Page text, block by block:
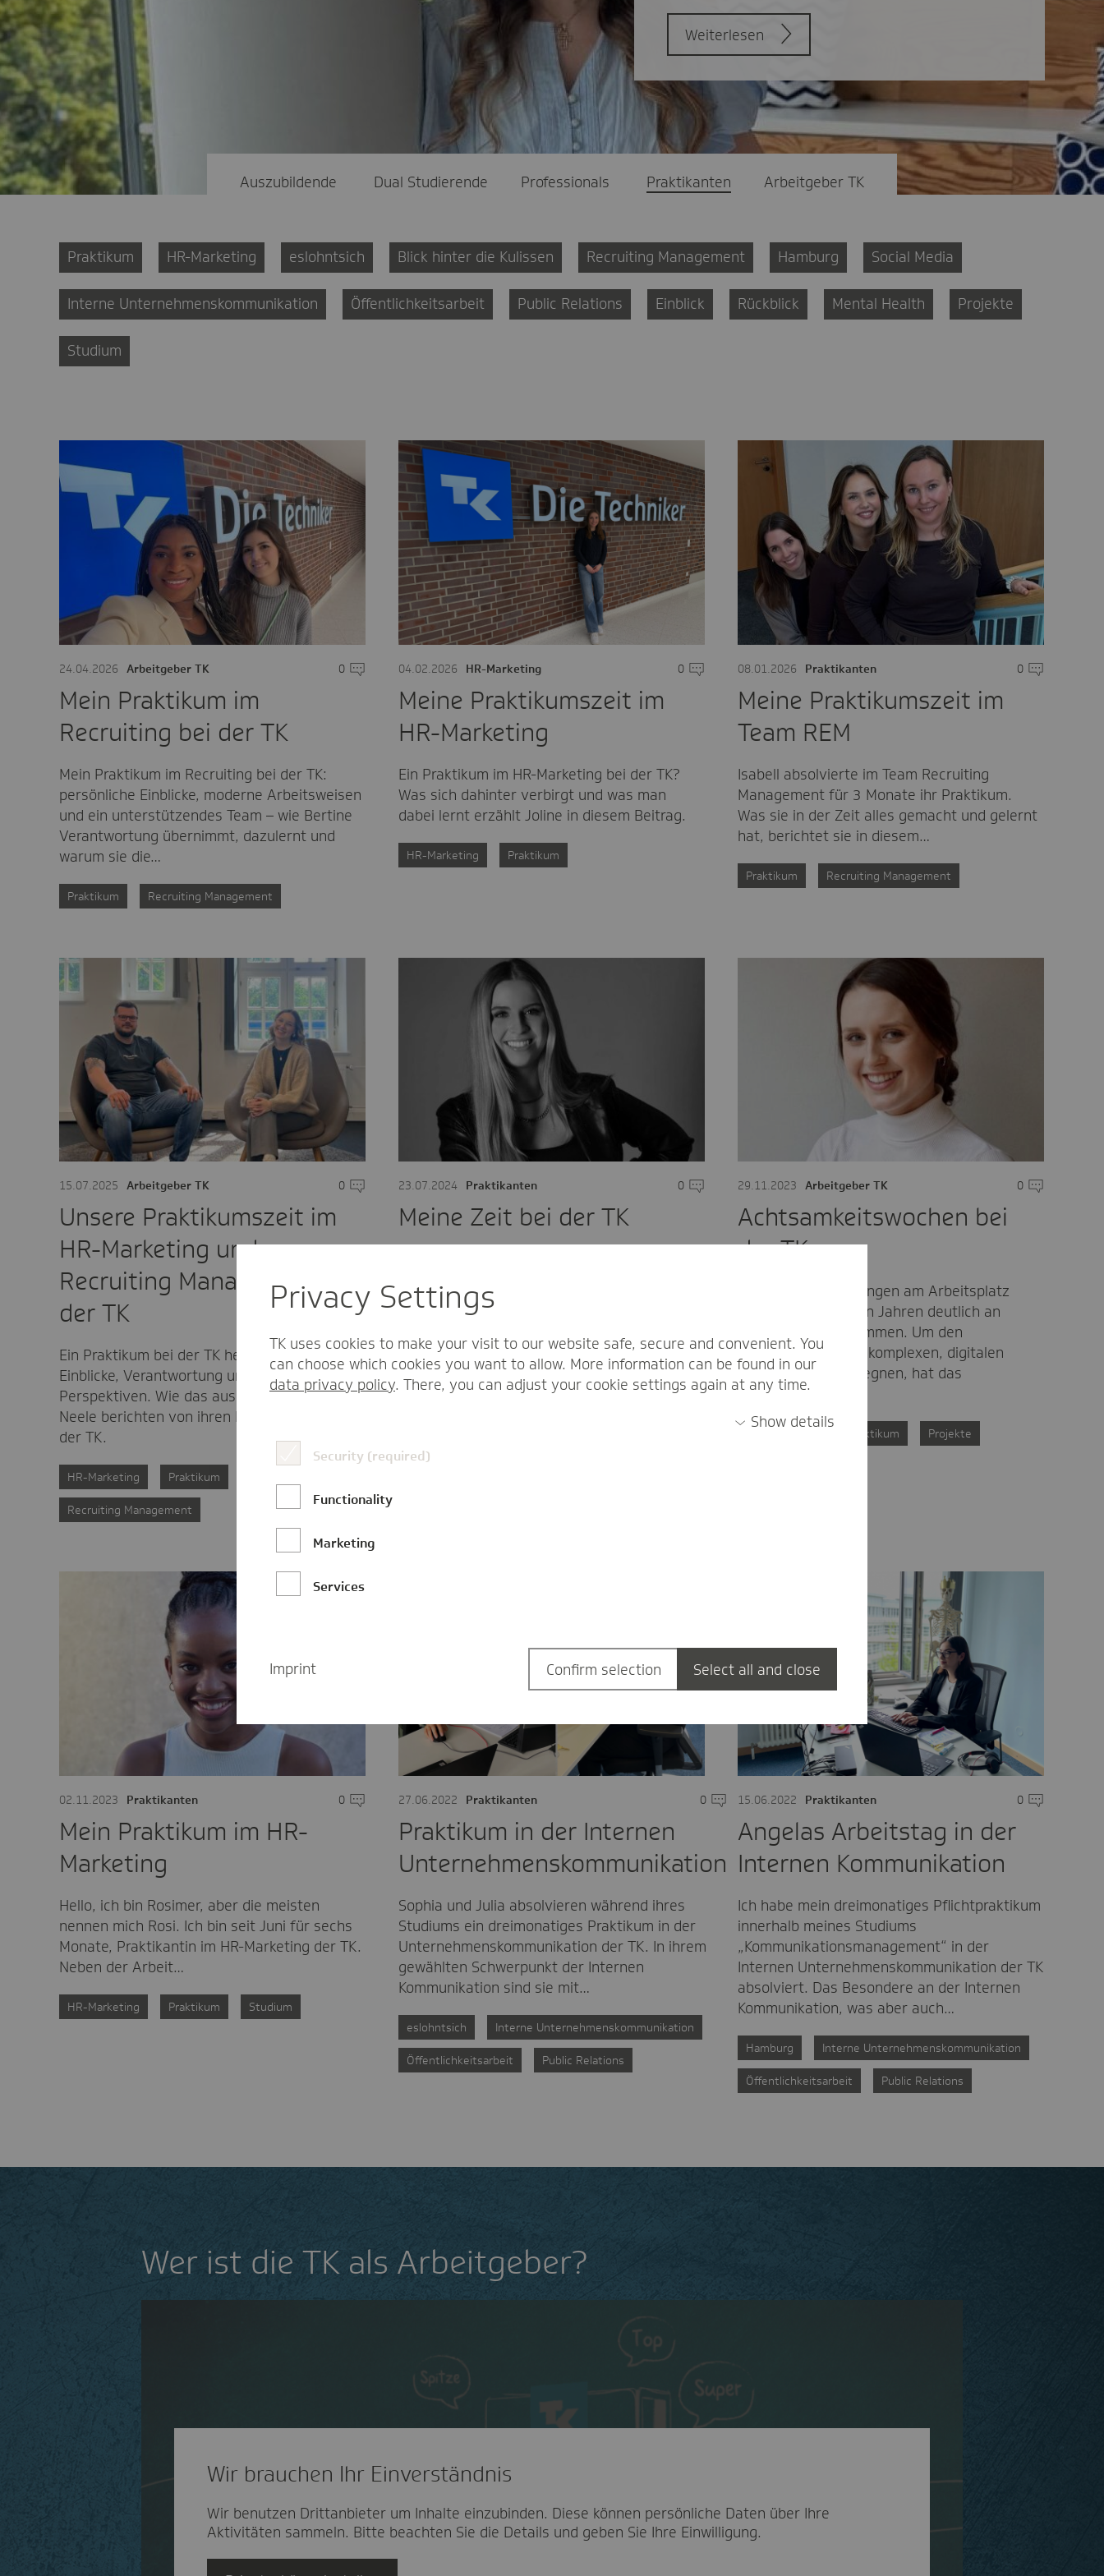
Weiterlesen
Auszubildende Dual Studierende Professionals Praktikanten Arbeitgeber TK
Praktikum HR-Marketing eslohntsich Blick hinter die Kulissen Recruiting Management Hamburg Social Media
Interne Unternehmenskommunikation Öffentlichkeitsarbeit Public Relations Einblick Rückblick Mental Health Projekte
Studium
24.04.2026 Arbeitgeber TK 0Kommentare
Mein Praktikum im
Recruiting bei der TK
Mein Praktikum im Recruiting bei der TK:
persönliche Einblicke, moderne Arbeitsweisen
und ein unterstützendes Team – wie Bertine
Verantwortung übernimmt, dazulernt und
warum sie die…
Praktikum Recruiting Management
04.02.2026 HR-Marketing 0Kommentare
Meine Praktikumszeit im
HR-Marketing
Ein Praktikum im HR-Marketing bei der TK?
Was sich dahinter verbirgt und was man
dabei lernt erzählt Joline in diesem Beitrag.
HR-Marketing Praktikum
08.01.2026 Praktikanten 0Kommentare
Meine Praktikumszeit im
Team REM
Isabell absolvierte im Team Recruiting
Management für 3 Monate ihr Praktikum.
Was sie in der Zeit alles gemacht und gelernt
hat, berichtet sie in diesem…
Praktikum Recruiting Management
15.07.2025 Arbeitgeber TK 0Kommentare
Unsere Praktikumszeit im
HR-Marketing und
Recruiting Management bei
der TK
Ein Praktikum bei der TK heißt: spannende
Einblicke, Verantwortung und neue
Perspektiven. Wie das aussieht? Joshua und
Neele berichten von ihren Erfahrungen bei
der TK.
HR-Marketing Praktikum
Recruiting Management
23.07.2024 Praktikanten 0Kommentare
Meine Zeit bei der TK
Techniker Krankenkasse! Entdecke, wie
spannend und lehrreich ein Praktikum bei
einem der führenden
Gesundheitsunternehmen Deutschlands…
29.11.2023 Arbeitgeber TK 0Kommentare
Achtsamkeitswochen bei
der TK
Psychische Belastungen am Arbeitsplatz
haben in den letzten Jahren deutlich an
Bedeutung zugenommen. Um den
Anforderungen der komplexen, digitalen
Arbeitswelt zu begegnen, hat das
Innerbetriebliche…
Praktikum Projekte
02.11.2023 Praktikanten 0Kommentare
Mein Praktikum im HR-
Marketing
Hello, ich bin Rosimer, aber die meisten
nennen mich Rosi. Ich bin seit Juni für sechs
Monate, Praktikantin im HR-Marketing der TK.
Neben der Arbeit…
HR-Marketing Praktikum Studium
27.06.2022 Praktikanten 0Kommentare
Praktikum in der Internen
Unternehmenskommunikation
Sophia und Julia absolvieren während ihres
Studiums ein dreimonatiges Praktikum in der
Unternehmenskommunikation der TK. In ihrem
gewählten Schwerpunkt der Internen
Kommunikation sind sie mit…
eslohntsich Interne Unternehmenskommunikation
Öffentlichkeitsarbeit Public Relations
15.06.2022 Praktikanten 0Kommentare
Angelas Arbeitstag in der
Internen Kommunikation
Ich habe mein dreimonatiges Pflichtpraktikum
innerhalb meines Studiums
„Kommunikationsmanagement“ in der
Internen Unternehmenskommunikation der TK
absolviert. Das Besondere an der Internen
Kommunikation, was aber auch…
Hamburg Interne Unternehmenskommunikation
Öffentlichkeitsarbeit Public Relations
Wer ist die TK als Arbeitgeber?
Abspielen
Wir brauchen Ihr Einverständnis
Wir benutzen Drittanbieter um Inhalte einzubinden. Diese können persönliche Daten über Ihre
Aktivitäten sammeln. Bitte beachten Sie die Details und geben Sie Ihre Einwilligung.
Privacy Settings
TK uses cookies to make your visit to our website safe, secure and convenient. You
can choose which cookies you want to allow. More information can be found in our
data privacy policy. There, you can adjust your cookie settings again at any time.
Show details
Security (required)
Functionality
Marketing
Services
Imprint Confirm selection Select all and close